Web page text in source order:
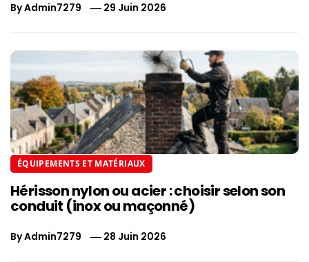
ByAdmin7279 29 Juin 2026
ÉQUIPEMENTS ET MATÉRIAUX
Hérisson nylon ou acier : choisir selon son
conduit (inox ou maçonné)
ByAdmin7279 28 Juin 2026